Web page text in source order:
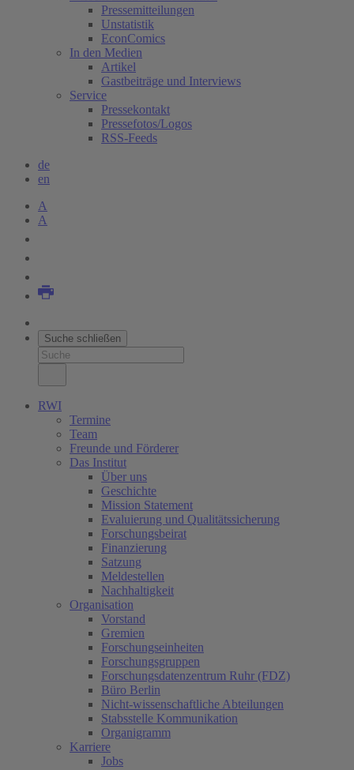
Pressemitteilungen
Unstatistik
EconComics
In den Medien
Artikel
Gastbeiträge und Interviews
Service
Pressekontakt
Pressefotos/Logos
RSS-Feeds
de
en
A
A
Suche schließen
RWI
Termine
Team
Freunde und Förderer
Das Institut
Über uns
Geschichte
Mission Statement
Evaluierung und Qualitätssicherung
Forschungsbeirat
Finanzierung
Satzung
Meldestellen
Nachhaltigkeit
Organisation
Vorstand
Gremien
Forschungseinheiten
Forschungsgruppen
Forschungsdatenzentrum Ruhr (FDZ)
Büro Berlin
Nicht-wissenschaftliche Abteilungen
Stabsstelle Kommunikation
Organigramm
Karriere
Jobs